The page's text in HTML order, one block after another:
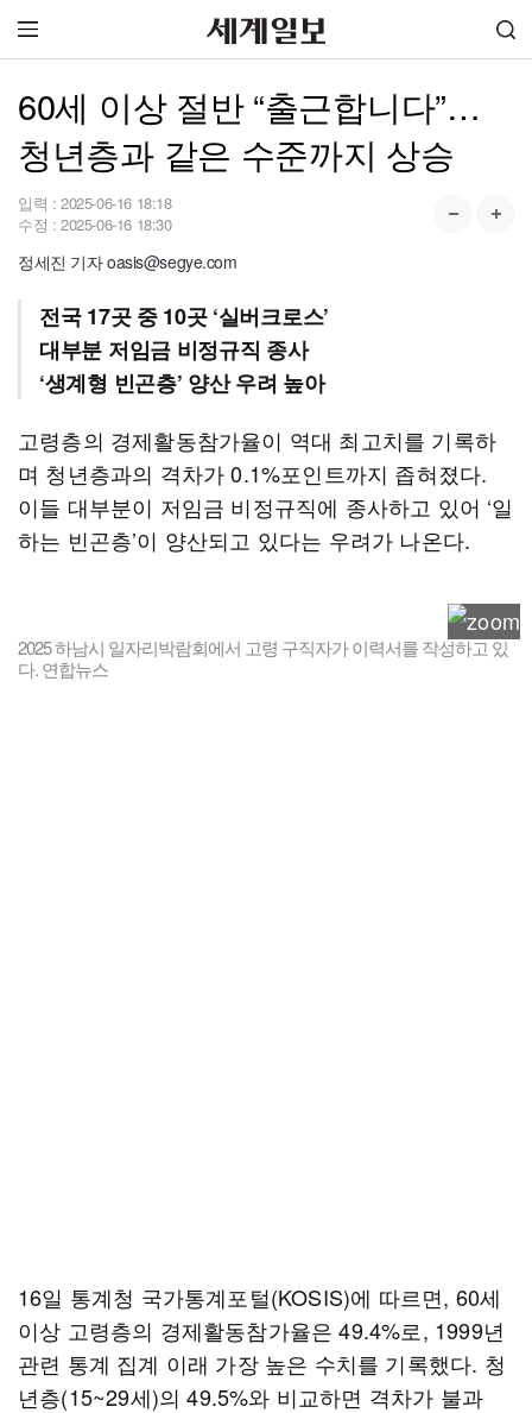
60세 이상 절반 “출근합니다”…
청년층과 같은 수준까지 상승
입력 : 2025-06-16 18:18
수정 : 2025-06-16 18:30
정세진 기자 oasis@segye.com
전국 17곳 중 10곳 ‘실버크로스’
대부분 저임금 비정규직 종사
‘생계형 빈곤층’ 양산 우려 높아
고령층의 경제활동참가율이 역대 최고치를 기록하
며 청년층과의 격차가 0.1%포인트까지 좁혀졌다.
이들 대부분이 저임금 비정규직에 종사하고 있어 ‘일
하는 빈곤층’이 양산되고 있다는 우려가 나온다.
2025 하남시 일자리박람회에서 고령 구직자가 이력서를 작성하고 있
다. 연합뉴스
16일 통계청 국가통계포털(KOSIS)에 따르면, 60세
이상 고령층의 경제활동참가율은 49.4%로, 1999년
관련 통계 집계 이래 가장 높은 수치를 기록했다. 청
년층(15~29세)의 49.5%와 비교하면 격차가 불과